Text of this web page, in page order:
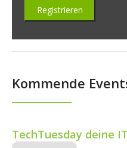
Kommende
TechTuesday deine